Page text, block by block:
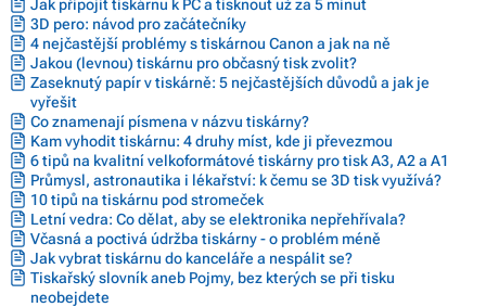
Jak připojit tiskárnu k PC a tisknout už za 5 minut
3D pero: návod pro začátečníky
4 nejčastější problémy s tiskárnou Canon a jak na ně
Jakou (levnou) tiskárnu pro občasný tisk zvolit?
Zaseknutý papír v tiskárně: 5 nejčastějších důvodů a jak je
vyřešit
Co znamenají písmena v názvu tiskárny?
Kam vyhodit tiskárnu: 4 druhy míst, kde ji převezmou
6 tipů na kvalitní velkoformátové tiskárny pro tisk A3, A2 a A1
Průmysl, astronautika i lékařství: k čemu se 3D tisk využívá?
10 tipů na tiskárnu pod stromeček
Letní vedra: Co dělat, aby se elektronika nepřehřívala?
Včasná a poctivá údržba tiskárny - o problém méně
Jak vybrat tiskárnu do kanceláře a nespálit se?
Tiskařský slovník aneb Pojmy, bez kterých se při tisku
neobejdete